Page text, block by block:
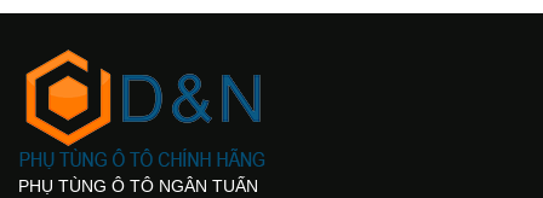
PHỤ TÙNG Ô TÔ NGÂN TUẤN